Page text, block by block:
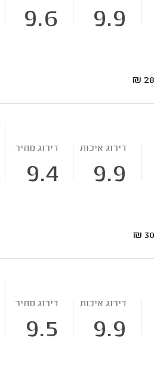
9.9
9.6
₪
דירוג איכות
9.9
דירוג מחיר
9.4
₪
דירוג איכות
9.9
דירוג מחיר
9.5